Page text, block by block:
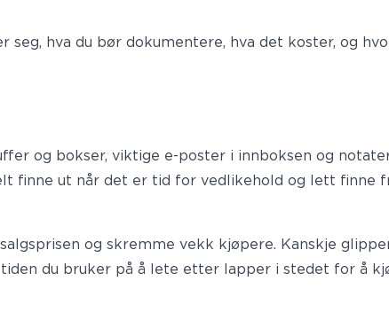
seg, hva du bør dokumentere, hva det koster, og
og bokser, viktige e-poster i innboksen og
finne ut når det er tid for vedlikehold og lett finne
og skremme vekk kjøpere. Kanskje
du bruker på å lete etter lapper i stedet for å